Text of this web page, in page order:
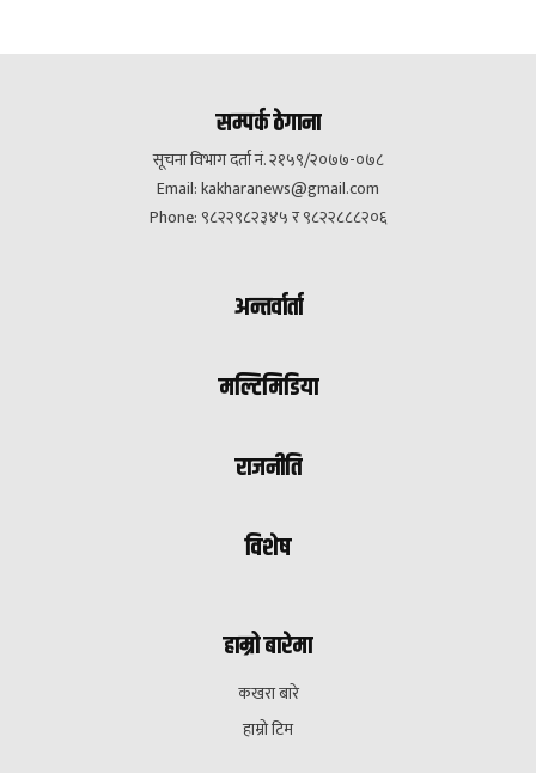
सम्पर्क ठेगाना
सूचना विभाग दर्ता नं. २१५९/२०७७-०७८
Email:kakharanews@gmail.com
Phone: ९८२२९८२३४५ र ९८२२८८८२०६
अन्तर्वार्ता
मल्टिमिडिया
राजनीति
विशेष
हाम्रो बारेमा
कखरा बारे
हाम्रो टिम